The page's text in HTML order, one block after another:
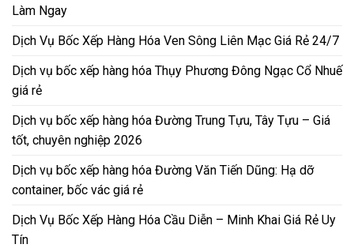
Làm Ngay
Dịch Vụ Bốc Xếp Hàng Hóa Ven Sông Liên Mạc Giá Rẻ 24/7
Dịch vụ bốc xếp hàng hóa Thụy Phương Đông Ngạc Cổ Nhuế
giá rẻ
Dịch vụ bốc xếp hàng hóa Đường Trung Tựu, Tây Tựu – Giá
tốt, chuyên nghiệp 2026
Dịch vụ bốc xếp hàng hóa Đường Văn Tiến Dũng: Hạ dỡ
container, bốc vác giá rẻ
Dịch Vụ Bốc Xếp Hàng Hóa Cầu Diễn – Minh Khai Giá Rẻ Uy
Tín